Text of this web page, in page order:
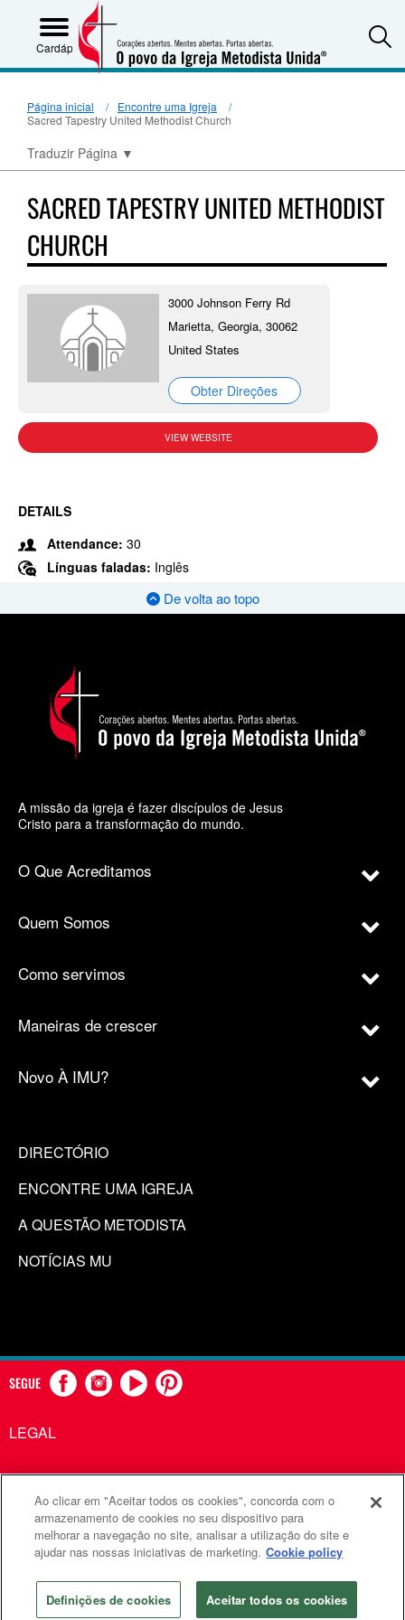
Cardápio
Página inicial
Encontre uma Igreja
Sacred Tapestry United Methodist Church
Traduzir Página ▼
SACRED TAPESTRY UNITED METHODIST
CHURCH
3000 Johnson Ferry Rd
Marietta, Georgia, 30062
United States
Obter Direções
VIEW WEBSITE
DETAILS
Attendance: 30
Línguas faladas: Inglês
De volta ao topo
A missão da igreja é fazer discípulos de Jesus
Cristo para a transformação do mundo.
O Que Acreditamos
Quem Somos
Como servimos
Maneiras de crescer
Novo À IMU?
DIRECTÓRIO
ENCONTRE UMA IGREJA
A QUESTÃO METODISTA
NOTÍCIAS MU
SEGUE
LEGAL
Comunicações Metodistas Unidas é uma agência da Igreja
Metodista Unida
©2026 Comunicações Metodistas Unidas. Todos os direitos
reservados
Ao clicar em "Aceitar todos os cookies", concorda com o
armazenamento de cookies no seu dispositivo para
melhorar a navegação no site, analisar a utilização do site e
ajudar nas nossas iniciativas de marketing. Cookie policy
Definições de cookies Aceitar todos os cookies